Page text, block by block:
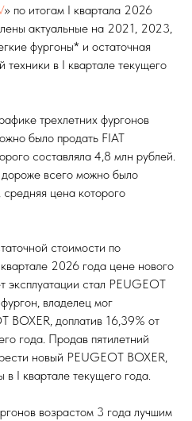
» по итогам I квартала 2026
актуальные на 2021, 2023,
фургоны* и остаточная
техники в I квартале текущего
трехлетних фургонов
было продать FIAT
составляла 4,8 млн рублей.
всего можно было
цена которого
стоимости по
2026 года цене нового
эксплуатации стал PEUGEOT
владелец мог
BOXER, доплатив 16,39% от
года. Продав пятилетний
новый PEUGEOT BOXER,
в I квартале текущего года.
возрастом 3 года лучшим